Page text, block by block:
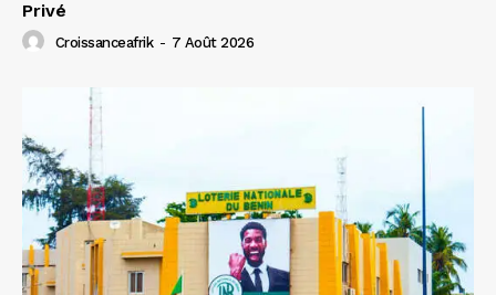
Privé
Croissanceafrik - 7 Août 2026